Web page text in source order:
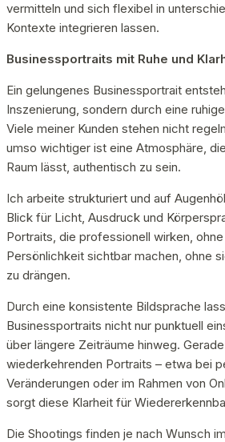
vermitteln und sich flexibel in
Kontexte integrieren lassen.
Businessportraits mit Ruhe und
Ein gelungenes Businessportrait
Inszenierung, sondern durch eine
Viele meiner Kunden stehen nicht
umso wichtiger ist eine Atmosphäre,
Raum lässt, authentisch zu sein.
Ich arbeite strukturiert und auf
Blick für Licht, Ausdruck und
Portraits, die professionell wirken,
Persönlichkeit sichtbar machen, ohne
zu drängen.
Durch eine konsistente Bildsprache
Businessportraits nicht nur punktuell
über längere Zeiträume hinweg.
wiederkehrenden Portraits – etwa bei
Veränderungen oder im Rahmen von
sorgt diese Klarheit für
Die Shootings finden je nach Wunsch